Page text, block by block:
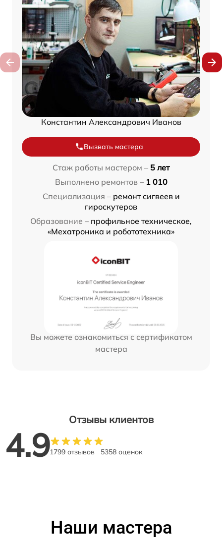
Константин Александрович Иванов
Вызвать мастера
Стаж работы мастером – 5 лет
Выполнено ремонтов – 1 010
Специализация – ремонт сигвеев и
гироскутеров
Образование – профильное техническое,
«Мехатроника и робототехника»
Вы можете ознакомиться с сертификатом
мастера
Отзывы клиентов
4.91799 отзывов 5358 оценок
Наши мастера